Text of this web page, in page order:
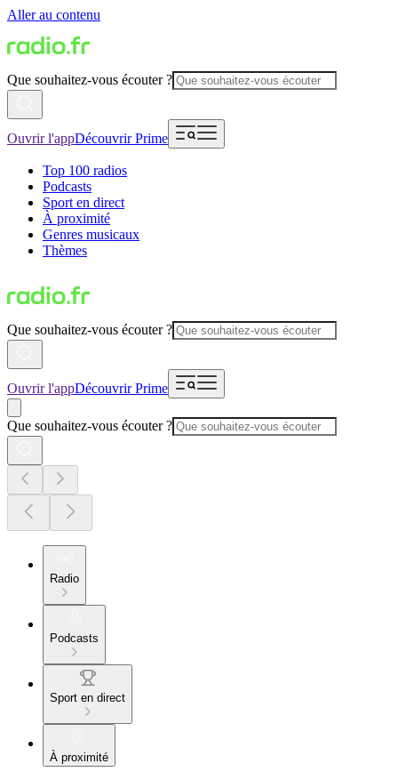
Aller au contenu
Que souhaitez-vous écouter ?
Ouvrir l'appDécouvrir Prime
Top 100 radios
Podcasts
Sport en direct
À proximité
Genres musicaux
Thèmes
Que souhaitez-vous écouter ?
Ouvrir l'appDécouvrir Prime
Que souhaitez-vous écouter ?
Radio
Podcasts
Sport en direct
À proximité